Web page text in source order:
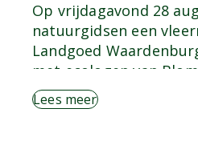
Op vrijdagavond 28
natuurgidsen een
Landgoed
met ecologen van Blom
Lees meer